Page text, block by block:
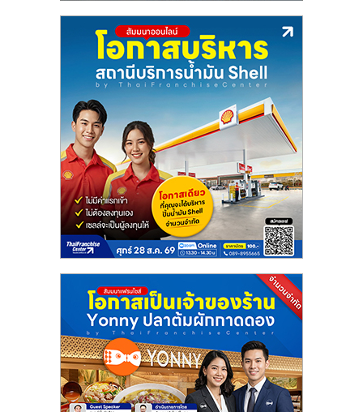
ไชส์
ขาย
แฟ
ไชส์
แฟ